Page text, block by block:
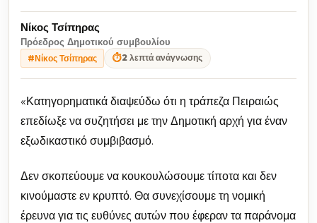
Νίκος Τσίπηρας
Πρόεδρος Δημοτικού συμβουλίου
#Νίκος Τσίπηρας ⏱2 λεπτά ανάγνωσης
«Κατηγορηματικά διαψεύδω ότι η τράπεζα Πειραιώς
επεδίωξε να συζητήσει με την Δημοτική αρχή για έναν
εξωδικαστικό συμβιβασμό.
Δεν σκοπεύουμε να κουκουλώσουμε τίποτα και δεν
κινούμαστε εν κρυπτό. Θα συνεχίσουμε τη νομική
έρευνα για τις ευθύνες αυτών που έφεραν τα παράνομα